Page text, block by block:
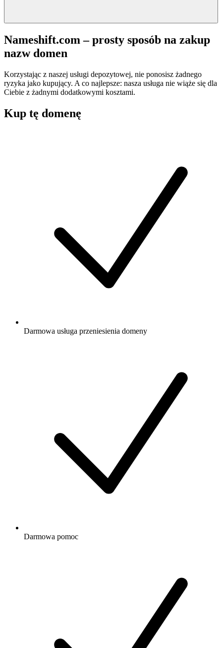
Nameshift.com – prosty sposób na zakup
nazw domen
Korzystając z naszej usługi depozytowej, nie ponosisz żadnego
ryzyka jako kupujący. A co najlepsze: nasza usługa nie wiąże się dla
Ciebie z żadnymi dodatkowymi kosztami.
Kup tę domenę
Darmowa usługa przeniesienia domeny
Darmowa pomoc